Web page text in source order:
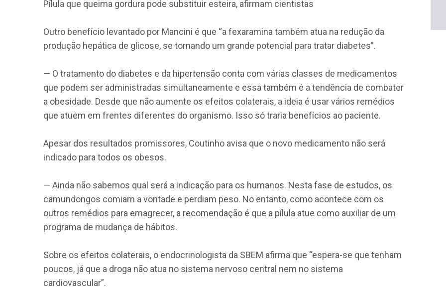
Pílula que queima gordura pode substituir esteira, afirmam cientistas
Outro benefício levantado por Mancini é que “a fexaramina também atua na redução da
produção hepática de glicose, se tornando um grande potencial para tratar diabetes”.
— O tratamento do diabetes e da hipertensão conta com várias classes de medicamentos
que podem ser administradas simultaneamente e essa também é a tendência de combater
a obesidade. Desde que não aumente os efeitos colaterais, a ideia é usar vários remédios
que atuem em frentes diferentes do organismo. Isso só traria benefícios ao paciente.
Apesar dos resultados promissores, Coutinho avisa que o novo medicamento não será
indicado para todos os obesos.
— Ainda não sabemos qual será a indicação para os humanos. Nesta fase de estudos, os
camundongos comiam a vontade e perdiam peso. No entanto, como acontece com os
outros remédios para emagrecer, a recomendação é que a pílula atue como auxiliar de um
programa de mudança de hábitos.
Sobre os efeitos colaterais, o endocrinologista da SBEM afirma que “espera-se que tenham
poucos, já que a droga não atua no sistema nervoso central nem no sistema
cardiovascular”.